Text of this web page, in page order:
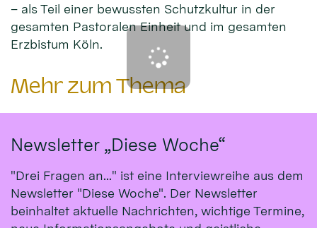
– als Teil einer bewussten Schutzkultur in der
gesamten Pastoralen Einheit und im gesamten
Erzbistum Köln.
Mehr zum Thema
Newsletter „Diese Woche“
"Drei Fragen an..." ist eine Interviewreihe aus dem
Newsletter "Diese Woche". Der Newsletter
beinhaltet aktuelle Nachrichten, wichtige Termine,